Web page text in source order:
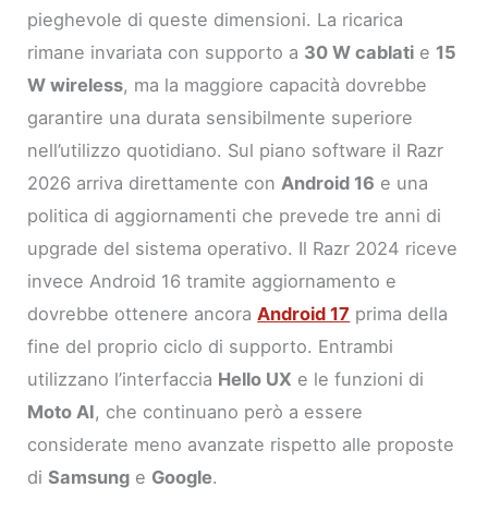
pieghevole di queste dimensioni. La ricarica
rimane invariata con supporto a 30 W cablati e 15
W wireless, ma la maggiore capacità dovrebbe
garantire una durata sensibilmente superiore
nell’utilizzo quotidiano. Sul piano software il Razr
2026 arriva direttamente conAndroid 16 e una
politica di aggiornamenti che prevede tre anni di
upgrade del sistema operativo. Il Razr 2024 riceve
invece Android 16 tramite aggiornamento e
dovrebbe ottenere ancoraAndroid 17 prima della
fine del proprio ciclo di supporto. Entrambi
utilizzano l’interfaccia Hello UX e le funzioni di
Moto AI, che continuano però a essere
considerate meno avanzate rispetto alle proposte
diSamsung e Google.